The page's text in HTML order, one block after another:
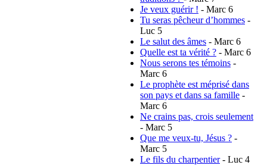
Je veux guérir ! - Marc 6
Tu seras pêcheur d’hommes -
Luc 5
Le salut des âmes - Marc 6
Quelle est ta vérité ? - Marc 6
Nous serons tes témoins -
Marc 6
Le prophète est méprisé dans
son pays et dans sa famille -
Marc 6
Ne crains pas, crois seulement
- Marc 5
Que me veux-tu, Jésus ? -
Marc 5
Le fils du charpentier- Luc 4